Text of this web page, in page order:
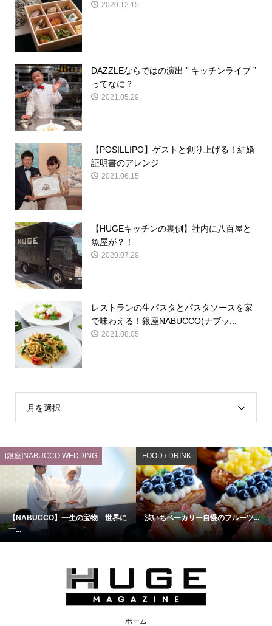
2020.12.15
DAZZLEならではの演出 ” キッチンライブ ”
ってなに？
2021.05.29
【POSILLIPO】ゲストと創り上げる！結婚
証明書のアレンジ
2021.06.15
【HUGEキッチンの裏側】社内に八百屋と
魚屋が？！
2020.07.29
レストランの生パスタとパスタソースを家
で味わえる！銀座NABUCCO(ナブッ...
2021.08.05
月を選択
[銀座]NABUCCO WEDDING
【NABUCCO】一生の宝物 世界に
一...
FOOD / DRINK
渋いちベーカリー自慢のフルーツ...
ホーム